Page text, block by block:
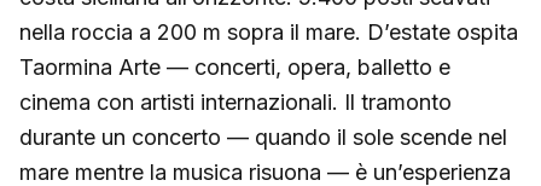
nella roccia a 200 m sopra il mare. D’estate ospita
Taormina Arte — concerti, opera, balletto e
cinema con artisti internazionali. Il tramonto
durante un concerto — quando il sole scende nel
mare mentre la musica risuona — è un’esperienza